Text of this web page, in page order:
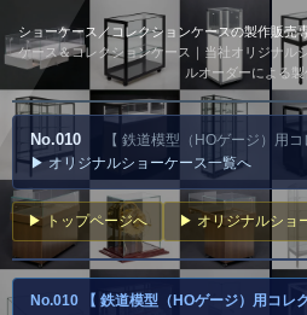
ショーケース／コレクションケースの製作販売
ケース＆コレクションケース｜当社オリジナル
ルオーダーによる
No.010
【 鉄道模型（HOゲージ）用
▶ オリジナルショーケース一覧へ
▶ トップページへ ▶ オリジナルショ
No.010 【 鉄道模型（HOゲージ）用コレ